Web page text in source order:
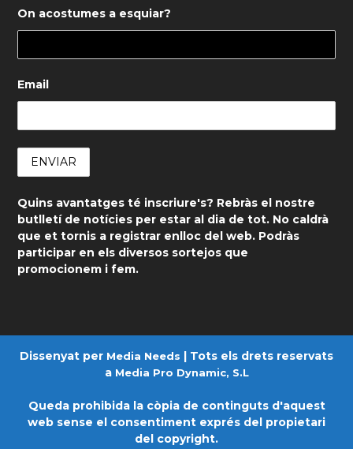
On acostumes a esquiar?
Email
Quins avantatges té inscriure's? Rebràs el nostre
butlletí de notícies per estar al dia de tot. No caldrà
que et tornis a registrar enlloc del web. Podràs
participar en els diversos sortejos que
promocionem i fem.
Dissenyat per Media Needs | Tots els drets reservats
a Media Pro Dynamic, S.L
Queda prohibida la còpia de continguts d'aquest
web sense el consentiment exprés del propietari
del copyright.